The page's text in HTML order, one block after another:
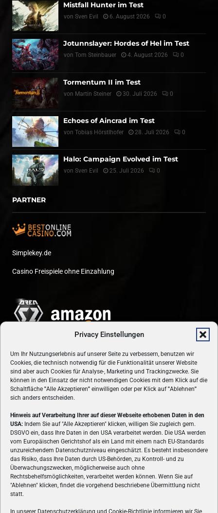
Privacy Einstellungen
Um Ihr Nutzungserlebnis auf unserer Seite zu verbessern, benutzen wir
Cookies, die technisch notwendig für die Funktionalität unserer Website
sind aber auch Cookies für Analyse-, Marketing und Trackingzwecke. Sie
können in den Einsatz der nicht notwendigen Cookies mit dem Klick auf die
Schaltfläche "Alle Akzeptieren" einwilligen oder per Klick auf"Ablehnen"
sich anders entscheiden.
Hinweis auf Verarbeitung Ihrer auf dieser Webseite erhobenen Daten in den
USA: Indem Sie auf "Alle Akzeptieren" klicken, willigen Sie zugleich gem.
DSGVO ein, dass Ihre Daten in den USA verarbeitet werden. Die USA werden
vom Europäischen Gerichtshof als ein Land mit einem nach EU-Standards
unzureichendem Datenschutzniveau eingeschätzt. Es besteht insbesondere
das Risiko, dass Ihre Daten durch US-Behörden, zu Kontroll- und zu
Überwachungszwecken, möglicherweise auch ohne
Rechtsbehelfsmöglichkeiten, verarbeitet werden können. Wenn Sie auf
"Ablehnen" klicken, findet die vorgehend beschriebene Übermittlung nicht
statt.
In unserer Datenschutzerklärung und Cookie-Richtlinie informieren wir Sie
Mistfall Hunter im Test
von Sven Evil 6. August 2026 0
Jotunnslayer: Hordes of Hel im Test
von Tom Steinbauer 4. August 2026 0
Tormentum II im Test
von Martin Steiner 30. Juli 2026 0
Echoes of Aincrad im Test
von Tobias Hörstlhofer 28. Juli 2026 0
Halo: Campaign Evolved im Test
von Sven Evil 25. Juli 2026 0
PARTNER
Simplekey.de
Casino Freispiele ohne Einzahlung
ÜBER UNS
VON GAMERN, FÜR GAMER! Gamers.at ist das älteste Online-
Spielemagazin Österreichs und bringt täglich aktuelle News,
Reviews und Videos zu PC- und Konsolenspielen, Gaming-
Hardware und aus der Welt des e-Sport's.